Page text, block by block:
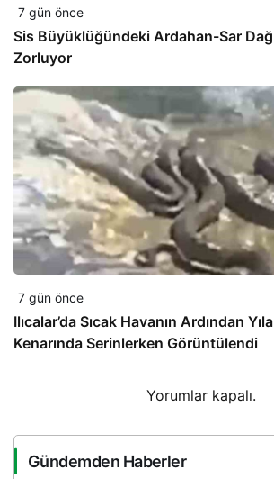
7 gün önce
Sis Büyüklüğündeki Ardahan-Sar
Zorluyor
7 gün önce
Ilıcalar’da Sıcak Havanın Ardından
Kenarında Serinlerken Görüntülendi
Yorumlar kapalı.
Gündemden Haberler